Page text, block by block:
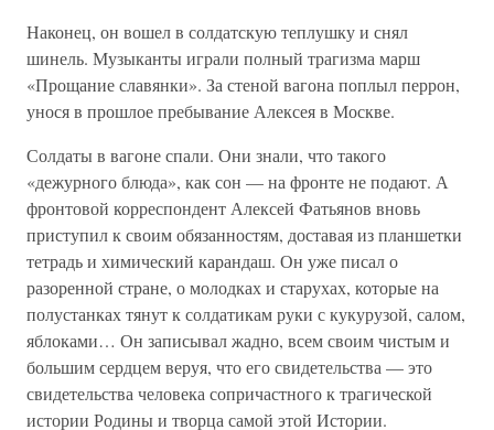
Наконец, он вошел в солдатскую теплушку и снял
шинель. Музыканты играли полный трагизма марш
«Прощание славянки». За стеной вагона поплыл перрон,
унося в прошлое пребывание Алексея в Москве.
Солдаты в вагоне спали. Они знали, что такого
«дежурного блюда», как сон — на фронте не подают. А
фронтовой корреспондент Алексей Фатьянов вновь
приступил к своим обязанностям, доставая из планшетки
тетрадь и химический карандаш. Он уже писал о
разоренной стране, о молодках и старухах, которые на
полустанках тянут к солдатикам руки с кукурузой, салом,
яблоками… Он записывал жадно, всем своим чистым и
большим сердцем веруя, что его свидетельства — это
свидетельства человека сопричастного к трагической
истории Родины и творца самой этой Истории.